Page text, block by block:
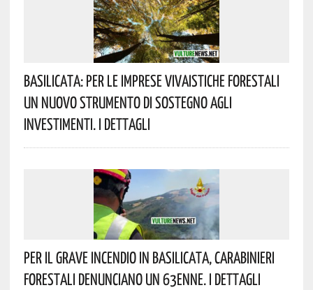
Basilicata: Per Le Imprese Vivaistiche Forestali
Un Nuovo Strumento Di Sostegno Agli
Investimenti. I Dettagli
Per Il Grave Incendio In Basilicata, Carabinieri
Forestali Denunciano Un 63enne. I Dettagli